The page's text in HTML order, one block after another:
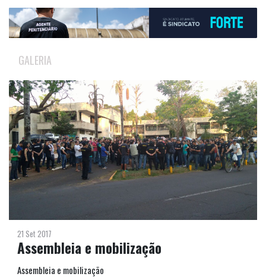
GALERIA
21 Set 2017
Assembleia e mobilização
Assembleia e mobilização